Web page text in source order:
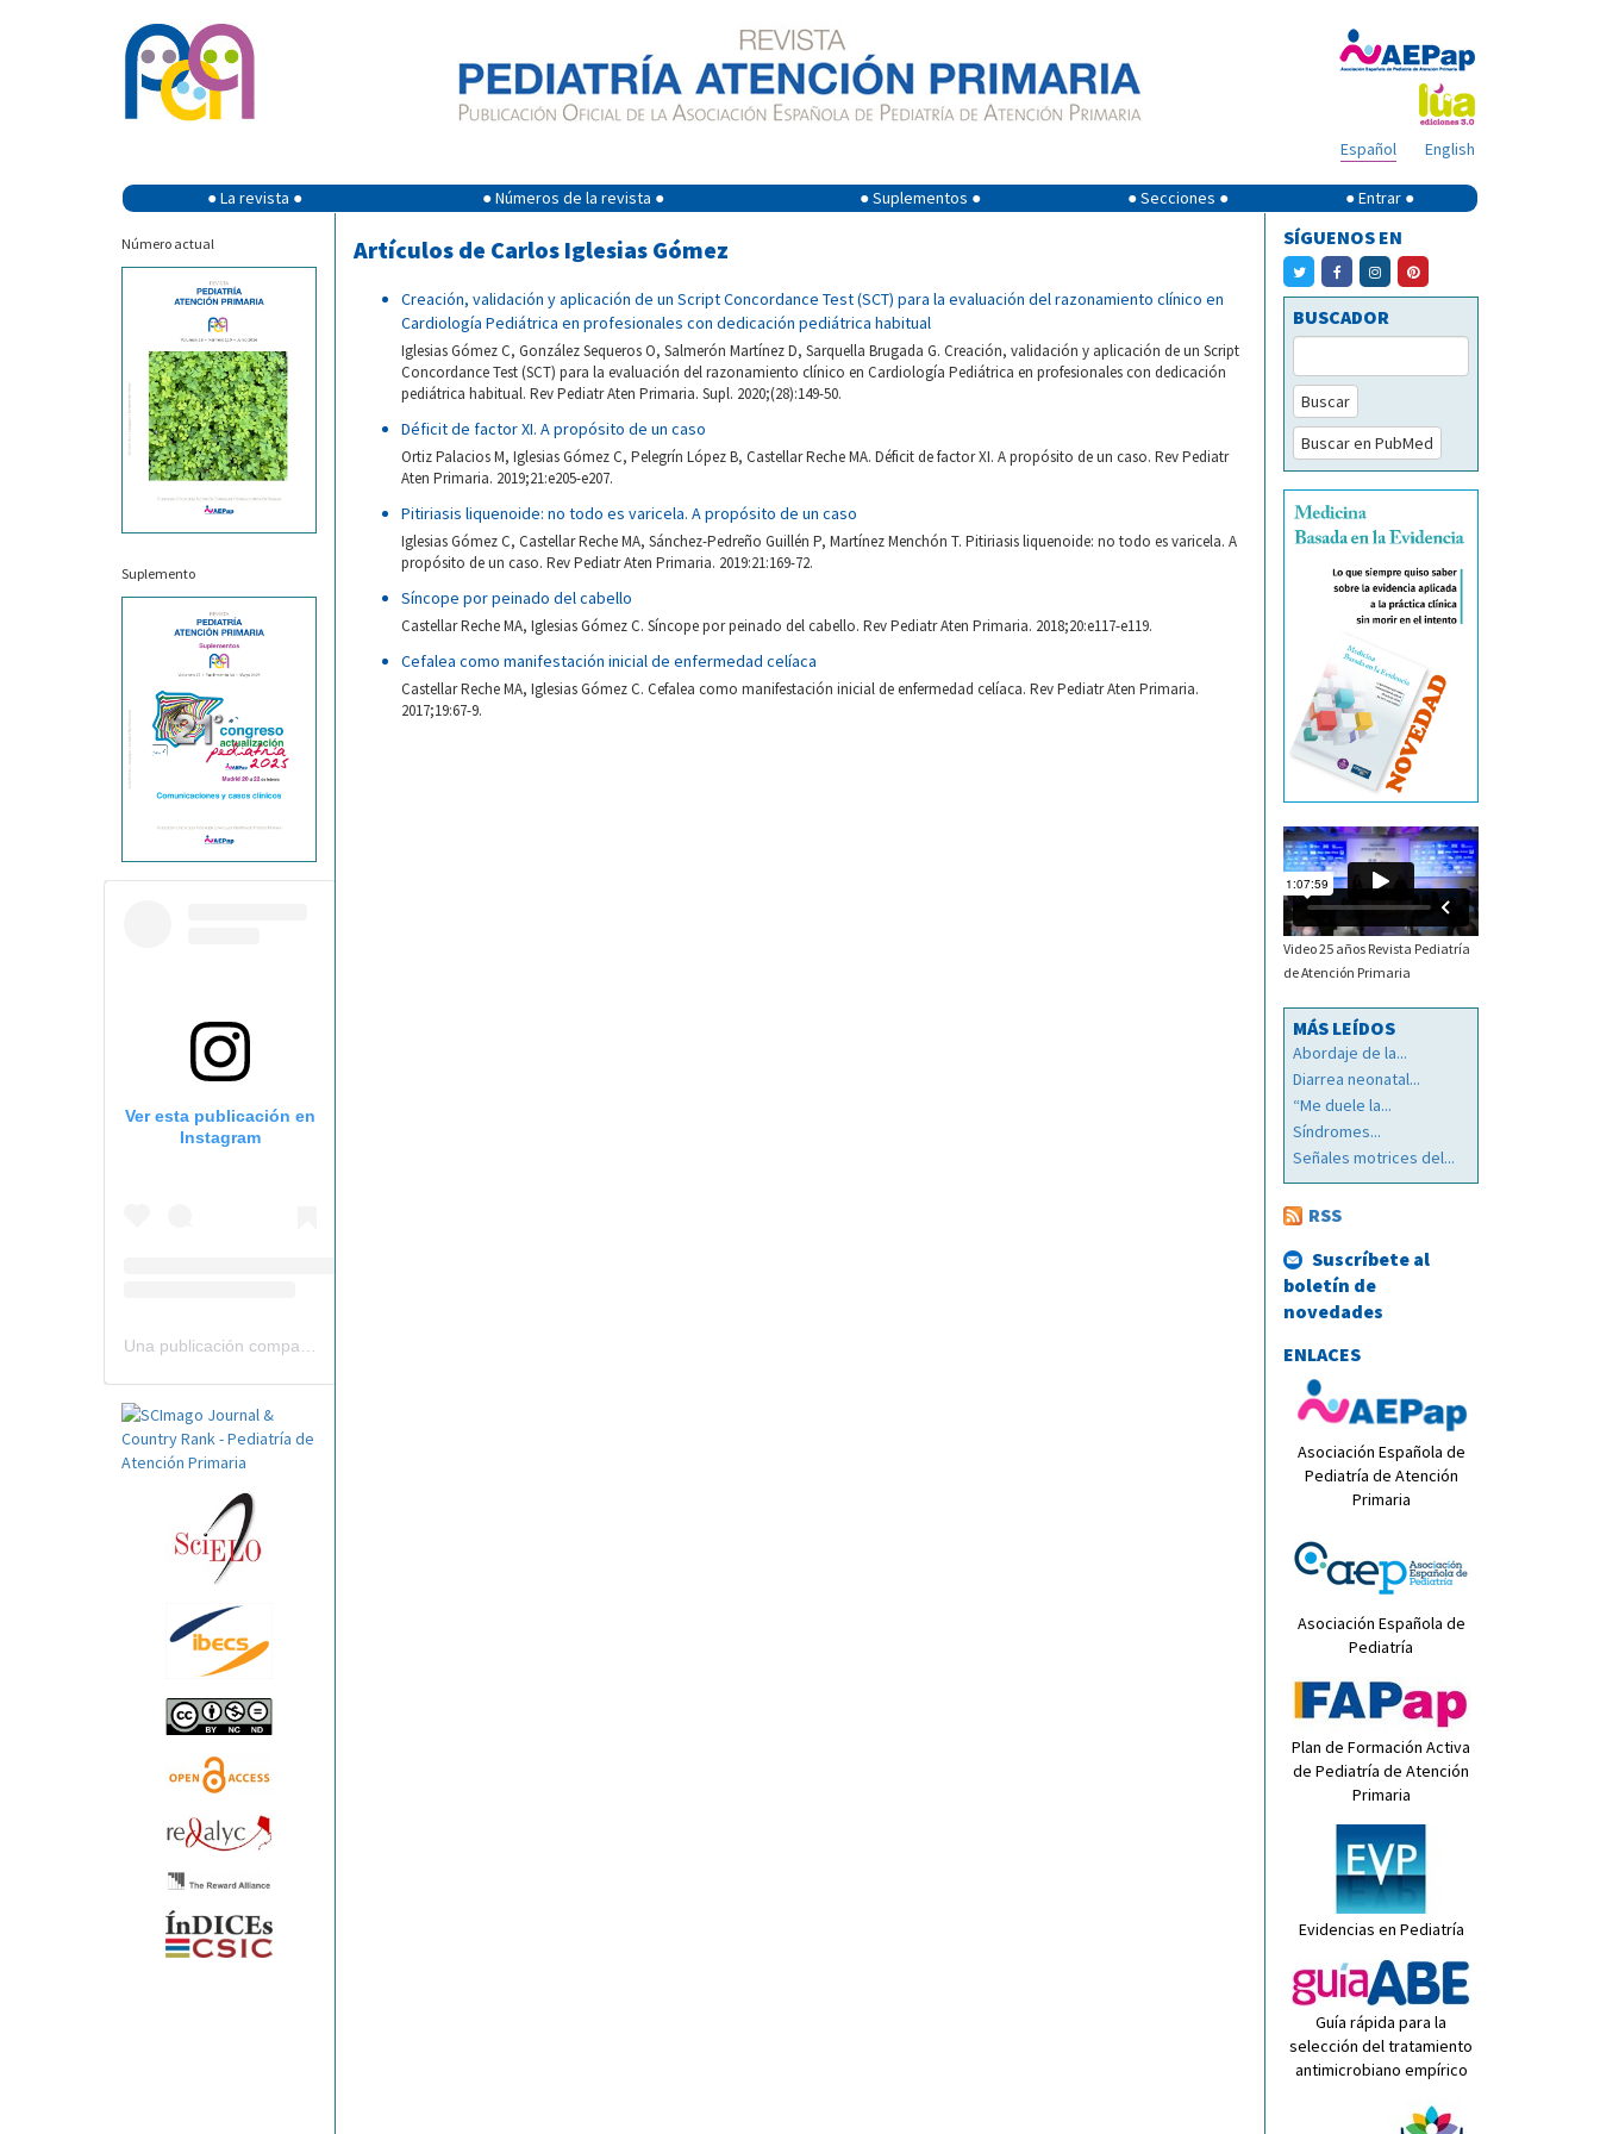
English
Español
● La revista ● ● Números de la revista ● ● Suplementos ● ● Secciones ● ● Entrar ●
Número actual
Suplemento
Ver esta publicación en
Instagram
Artículos de Carlos Iglesias Gómez
Creación, validación y aplicación de un Script Concordance Test (SCT) para la evaluación del razonamiento clínico en
Cardiología Pediátrica en profesionales con dedicación pediátrica habitual
Iglesias Gómez C, González Sequeros O, Salmerón Martínez D, Sarquella Brugada G. Creación, validación y aplicación de un Script
Concordance Test (SCT) para la evaluación del razonamiento clínico en Cardiología Pediátrica en profesionales con dedicación
pediátrica habitual. Rev Pediatr Aten Primaria. Supl. 2020;(28):149-50.
Déficit de factor XI. A propósito de un caso
Ortiz Palacios M, Iglesias Gómez C, Pelegrín López B, Castellar Reche MA. Déficit de factor XI. A propósito de un caso. Rev Pediatr
Aten Primaria. 2019;21:e205-e207.
Pitiriasis liquenoide: no todo es varicela. A propósito de un caso
Iglesias Gómez C, Castellar Reche MA, Sánchez-Pedreño Guillén P, Martínez Menchón T. Pitiriasis liquenoide: no todo es varicela. A
propósito de un caso. Rev Pediatr Aten Primaria. 2019:21:169-72.
Síncope por peinado del cabello
Castellar Reche MA, Iglesias Gómez C. Síncope por peinado del cabello. Rev Pediatr Aten Primaria. 2018;20:e117-e119.
Cefalea como manifestación inicial de enfermedad celíaca
Castellar Reche MA, Iglesias Gómez C. Cefalea como manifestación inicial de enfermedad celíaca. Rev Pediatr Aten Primaria.
2017;19:67-9.
SÍGUENOS EN
BUSCADOR
Buscar
Buscar en PubMed
Video 25 años Revista Pediatría
de Atención Primaria
MÁS LEÍDOS
Abordaje de la...
Diarrea neonatal...
“Me duele la...
Síndromes...
Señales motrices del...
RSS
Suscríbete al
boletín de
novedades
ENLACES
Asociación Española de
Pediatría de Atención
Primaria
Asociación Española de
Pediatría
Plan de Formación Activa
de Pediatría de Atención
Primaria
Evidencias en Pediatría
Guía rápida para la
selección del tratamiento
antimicrobiano empírico